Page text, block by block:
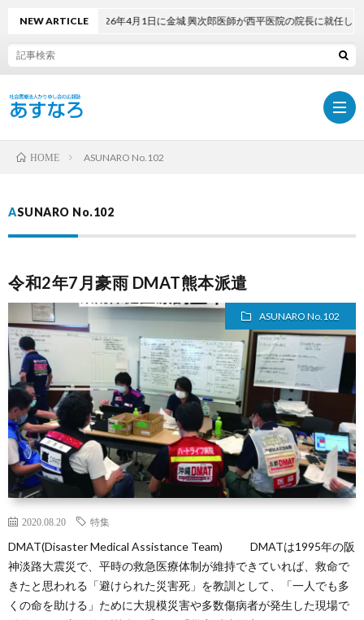
ー
最
号
で
読
採
用
報
か
ゆ
し
会
ZA
NEW ARTICLE
2026年4月1日に金城 興次郎医師が西平医院の院長に就任しました
HOME ASUNARO No.102
ASUNARO No.102
令和2年7月豪雨 DMAT熊本派遣
ASUNARO No.102
2020.08.20 特集
DMAT(Disaster Medical Assistance Team) DMATは1995年の阪
神淡路大震災で、平時の救急医療体制が維持できていれば、救命で
きたと思われる「避けられた災害死」を教訓として、「一人でも多
くの命を助ける」ために大規模災害や多数傷病者が発生した現場で